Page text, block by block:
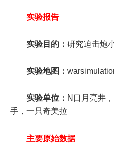
实验报告
实验目的： 研究迫击炮
实验地图：
实验单位： N口月亮井
手，一只奇美拉
主要原始数据